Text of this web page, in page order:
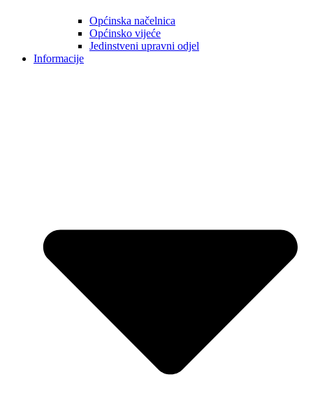
Općinska načelnica
Općinsko vijeće
Jedinstveni upravni odjel
Informacije